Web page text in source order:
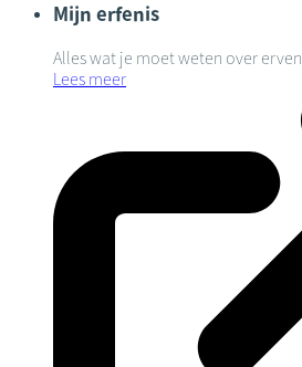
Mijn erfenis
Alles wat je moet weten over erven
Lees meer